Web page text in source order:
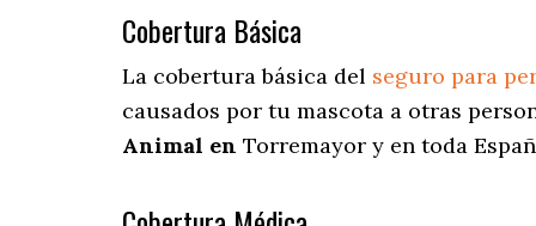
Cobertura Básica
La cobertura básica del seguro para
causados por tu mascota a otras
Animal en Torremayor y en toda